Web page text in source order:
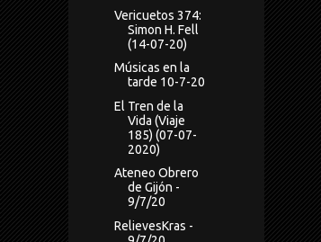
Vericuetos 374:
Simon H. Fell
(14-07-20)
Músicas en la
tarde 10-7-20
El Tren de la
Vida (Viaje
185) (07-07-
2020)
Ateneo Obrero
de Gijón -
9/7/20
RelievesKras -